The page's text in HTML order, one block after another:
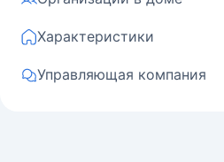
Характеристики
Управляющая компания